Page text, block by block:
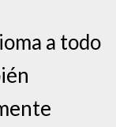
a todo